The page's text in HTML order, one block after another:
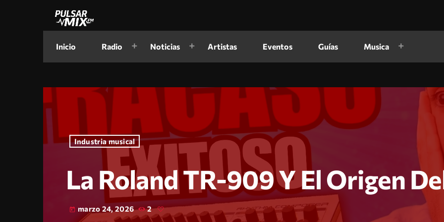
Inicio Radio Noticias Artistas Eventos Guías Musica
Industria musical
La Roland TR-909 Y El Origen
today marzo 24, 2026 2